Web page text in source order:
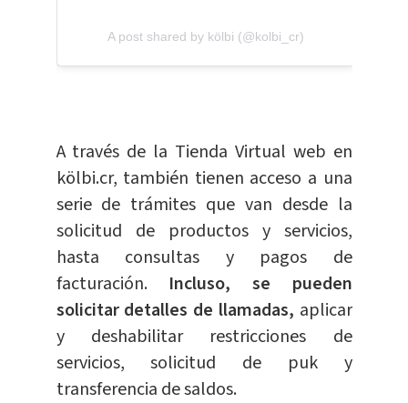
A post shared by kölbi (@kolbi_cr)
A través de la Tienda Virtual web en
kölbi.cr, también tienen acceso a una
serie de trámites que van desde la
solicitud de productos y servicios,
hasta consultas y pagos de
facturación. Incluso, se pueden
solicitar detalles de llamadas, aplicar
y deshabilitar restricciones de
servicios, solicitud de puk y
transferencia de saldos.